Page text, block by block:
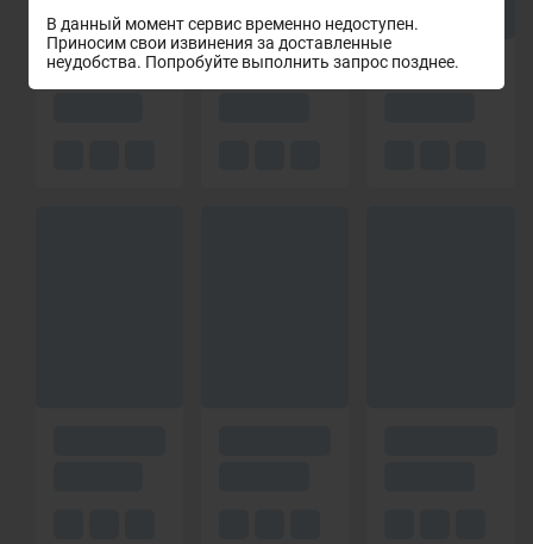
В данный момент сервис временно недоступен.
Приносим свои извинения за доставленные
неудобства. Попробуйте выполнить запрос позднее.